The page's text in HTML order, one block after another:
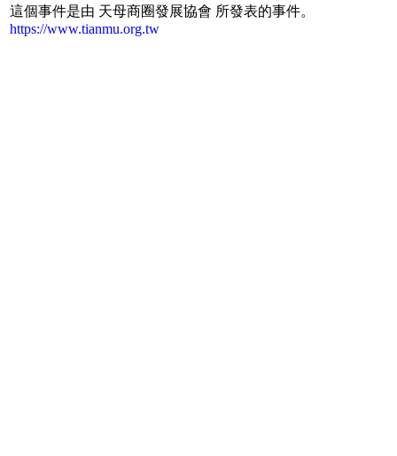
這個事件是由 天母商圈發展協會 所發表的事件。
https://www.tianmu.org.tw